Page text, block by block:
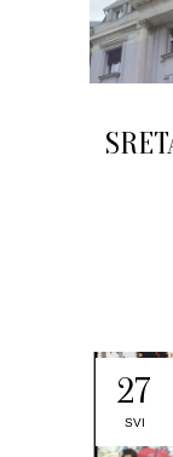
27
SVI